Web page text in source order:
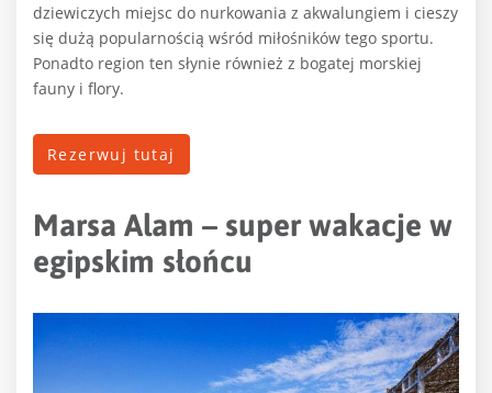
dziewiczych miejsc do nurkowania z akwalungiem i cieszy
się dużą popularnością wśród miłośników tego sportu.
Ponadto region ten słynie również z bogatej morskiej
fauny i flory.
Rezerwuj tutaj
Marsa Alam – super wakacje w
egipskim słońcu